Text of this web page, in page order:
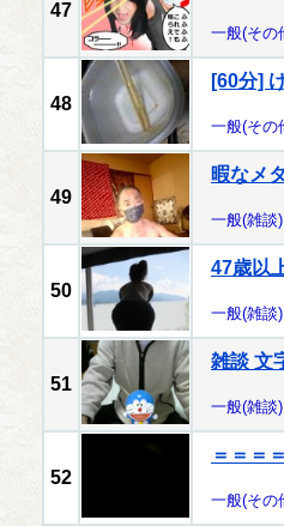
47
一般(その
48
[60分]
一般(その
49
暇なメ
一般(雑談)
50
47歳以
一般(雑談)
51
雑談 文
一般(雑談)
52
＝＝＝
一般(その